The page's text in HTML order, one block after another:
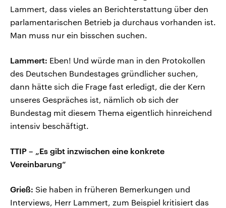
Lammert, dass vieles an Berichterstattung über den
parlamentarischen Betrieb ja durchaus vorhanden ist.
Man muss nur ein bisschen suchen.
Lammert: Eben! Und würde man in den Protokollen
des Deutschen Bundestages gründlicher suchen,
dann hätte sich die Frage fast erledigt, die der Kern
unseres Gespräches ist, nämlich ob sich der
Bundestag mit diesem Thema eigentlich hinreichend
intensiv beschäftigt.
TTIP – „Es gibt inzwischen eine konkrete
Vereinbarung“
Grieß: Sie haben in früheren Bemerkungen und
Interviews, Herr Lammert, zum Beispiel kritisiert das